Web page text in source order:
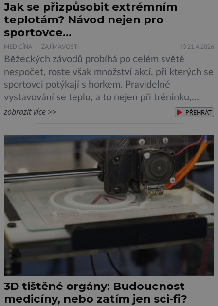
Jak se přizpůsobit extrémním
teplotám? Návod nejen pro
sportovce…
MEDICÍNA ZAJÍMAVOSTI 21.4.2026
Běžeckých závodů probíhá po celém světě
nespočet, roste však množství akcí, při kterých se
sportovci potýkají s horkem. Pravidelné
vystavování se teplu, a to nejen při tréninku,
může donutit tělo adaptovat se – zlepšit rychlost
má ale své limity! Už během olympijských her v
Paříži v roce 2024 […]
zobrazit více >> PŘEHRÁT
3D tištěné orgány: Budoucnost
medicíny, nebo zatím jen sci-fi?